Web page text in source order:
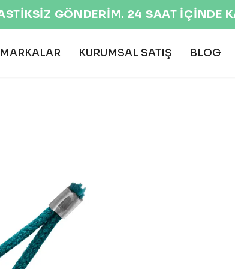
EKOLOJİK VE DOĞAL ÜRÜNLER 🌍
MARKALAR KURUMSAL SATIŞ BLOG